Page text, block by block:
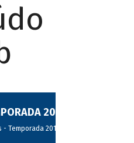
2017
Temporada 2017